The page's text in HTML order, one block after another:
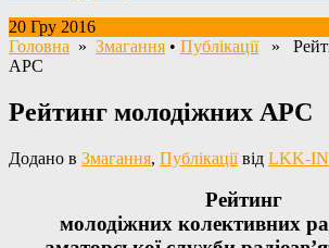
20 Гру 2016
Головна » Змагання • Публікації»
АРС
Рейтинг молодіжних АРС
Додано в Змагання, Публікаціївід LKK-
Рейтинг
молодіжних колективних